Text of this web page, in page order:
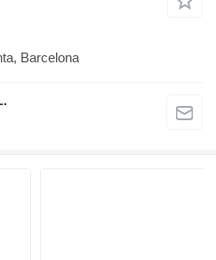
Barcelona